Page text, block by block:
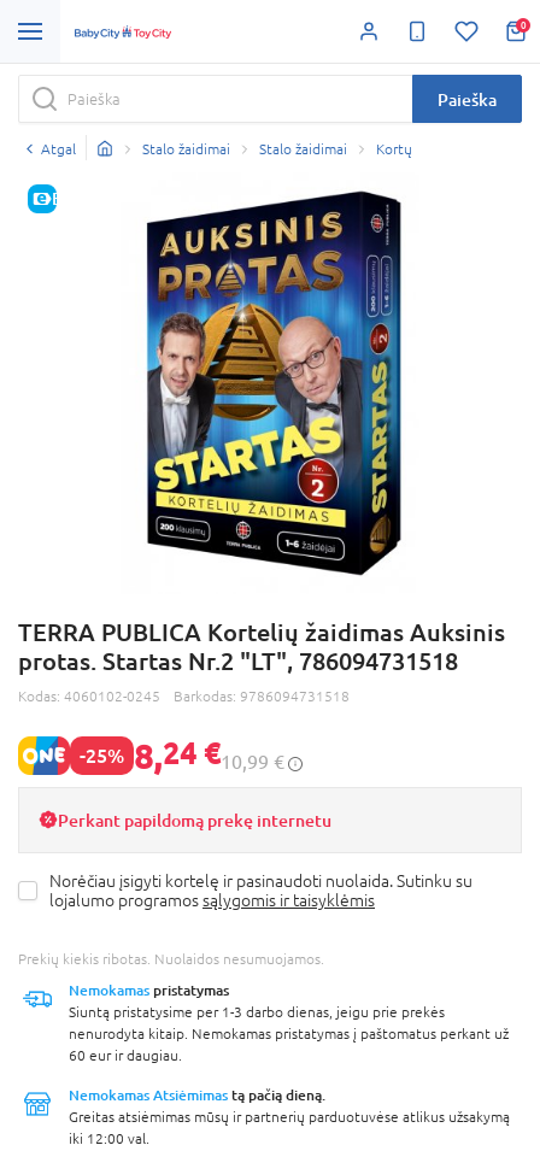
0
Paieška
Atgal Stalo žaidimai Stalo žaidimai Kortų
E-KAINA
TERRA PUBLICA Kortelių žaidimas Auksinis
protas. Startas Nr.2 "LT", 786094731518
Kodas: 4060102-0245 Barkodas: 9786094731518
-25% 8,24 €10,99 €
Perkant papildomą prekę internetu
Norėčiau įsigyti kortelę ir pasinaudoti nuolaida. Sutinku su
lojalumo programossąlygomis ir taisyklėmis
Prekių kiekis ribotas. Nuolaidos nesumuojamos.
Nemokamas pristatymas
Siuntą pristatysime per 1-3 darbo dienas, jeigu prie prekės
nenurodyta kitaip. Nemokamas pristatymas į paštomatus perkant už
60 eur ir daugiau.
Nemokamas Atsiėmimas tą pačią dieną.
Greitas atsiėmimas mūsų ir partnerių parduotuvėse atlikus užsakymą
iki 12:00 val.